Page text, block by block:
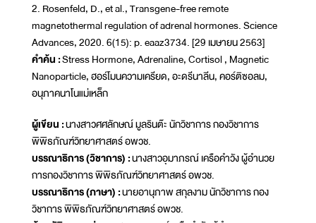
2. Rosenfeld, D., et al., Transgene-free remote
magnetothermal regulation of adrenal hormones. Science
Advances, 2020. 6(15): p. eaaz3734. [29 เมษายน 2563]
คำค้น :Stress Hormone, Adrenaline, Cortisol , Magnetic
Nanoparticle, ฮอร์โมนความเครียด, อะดรีนาลีน, คอร์ติซอลม,
อนุภาคนาโนแม่เหล็ก
ผู้เขียน :นางสาวศศลักษณ์ มูลรินต๊ะ นักวิชาการ กองวิชาการ
พิพิธภัณฑ์วิทยาศาสตร์ อพวช.
บรรณาธิการ (วิชาการ) :นางสาวอุมาภรณ์ เครือคำวัง ผู้อำนวย
การกองวิชาการ พิพิธภัณฑ์วิทยาศาสตร์ อพวช.
บรรณาธิการ (ภาษา) :นายอานุภาพ สกุลงาม นักวิชาการ กอง
วิชาการ พิพิธภัณฑ์วิทยาศาสตร์ อพวช.